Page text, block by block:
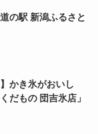
の駅 新潟ふるさと
かき氷がおいし
だもの 団吉氷店」